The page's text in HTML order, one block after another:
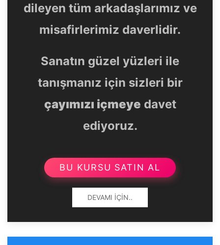
dileyen tüm arkadaşlarımız ve
misafirlerimiz daverlidir.
Sanatın güzel yüzleri ile
tanışmanız için sizleri bir
çayımızı içmeye davet
ediyoruz.
BU KURSU SATIN AL
DEVAMI İÇIN..